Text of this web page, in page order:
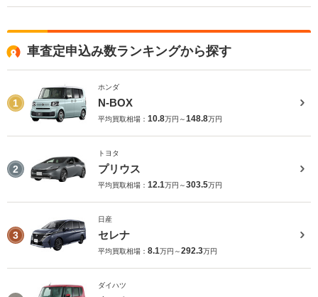
車査定申込み数ランキングから探す
1
ホンダ
N-BOX
平均買取相場： 10.8万円～148.8万円
2
トヨタ
プリウス
平均買取相場： 12.1万円～303.5万円
3
日産
セレナ
平均買取相場： 8.1万円～292.3万円
ダイハツ